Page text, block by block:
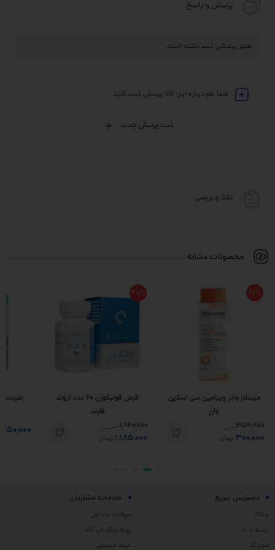
پرسش و پاسخ
هنوز پرسشی ثبت نشده است.
شما هم درباره این کالا پرسش ثبت کنید
ثبت پرسش جدید
نقد و بررسی
محصولات مشابه
17%
میسلار واتر ویتامین سی اسکین
وان
359,800
300,000 تومان
40%
قرص فولیکوژن 60 عدد اروند
فارمد
1,960,000
1,185,000 تومان
دسترسی سریع
وبلاگ
ارتباط با ما
شورتکد
خدمات مشتریان
سوالات متداول
رویه بازگردانی کالا
حریم خصوصی